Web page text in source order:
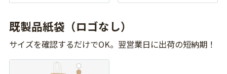
既製品紙袋（ロゴなし）
サイズを確認するだけでOK。翌営業日に出荷の短納期！